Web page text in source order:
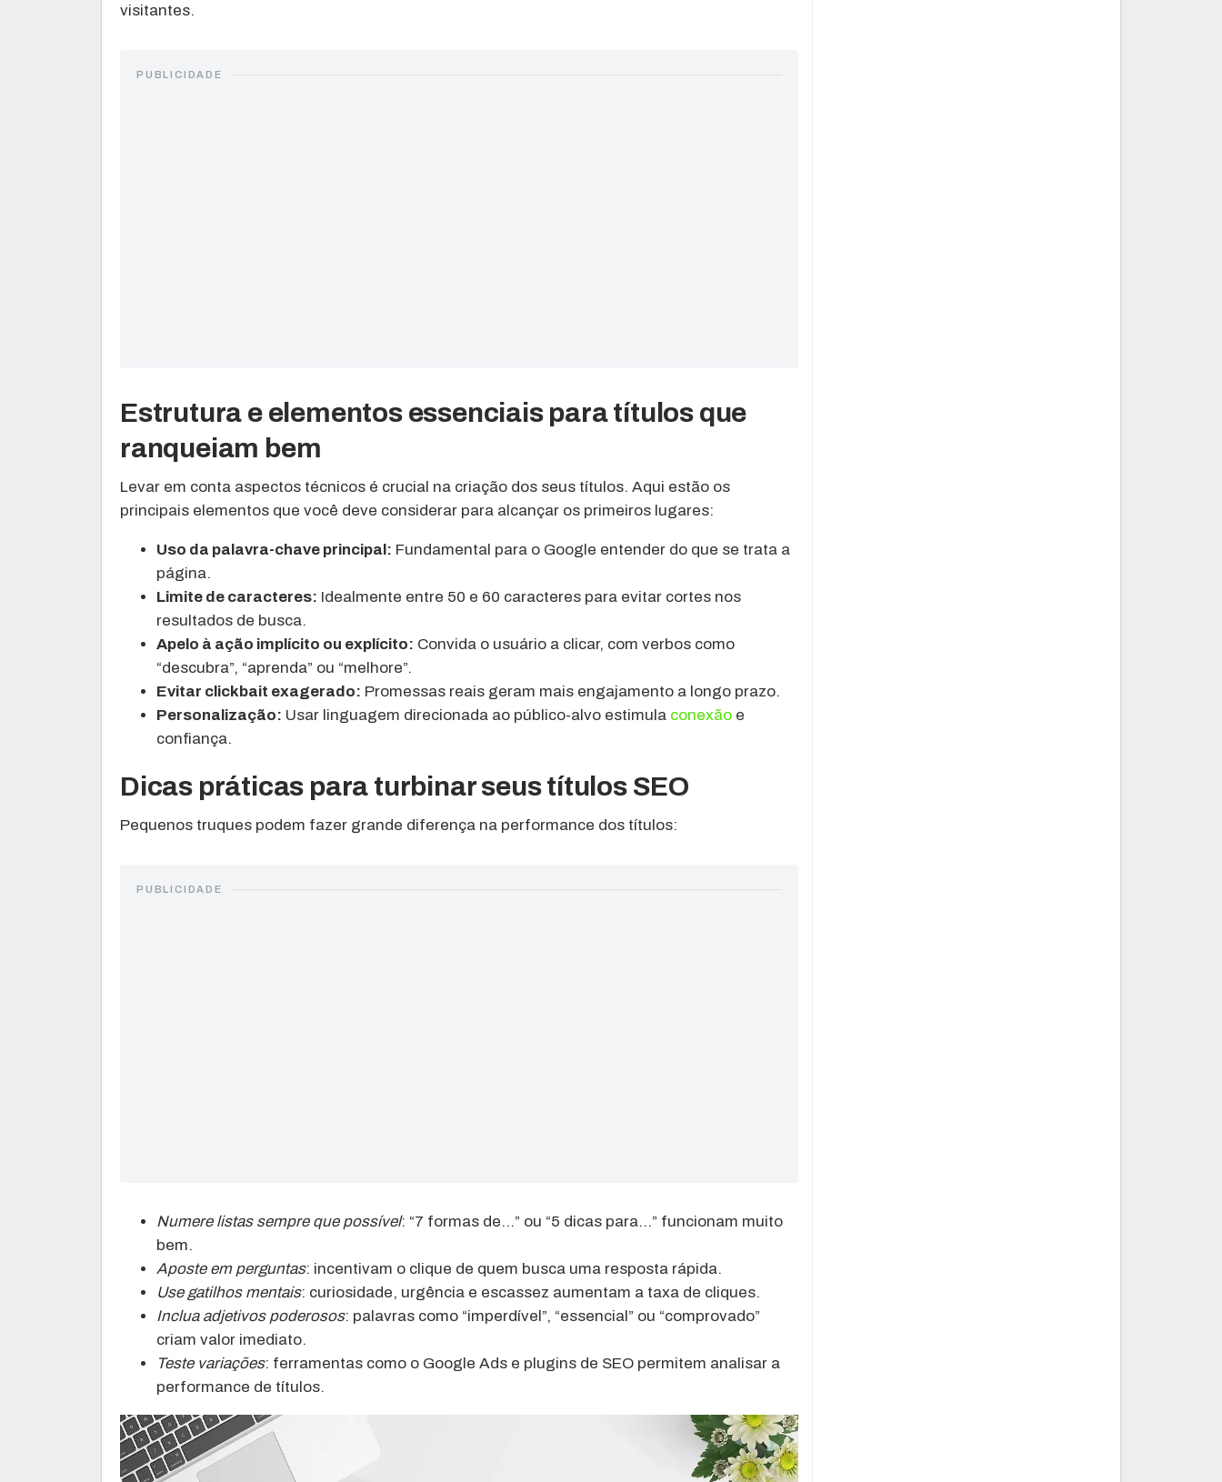
visitantes.
PUBLICIDADE
Estrutura e elementos essenciais para títulos que
ranqueiam bem
Levar em conta aspectos técnicos é crucial na criação dos seus títulos. Aqui estão os
principais elementos que você deve considerar para alcançar os primeiros lugares:
Uso da palavra-chave principal: Fundamental para o Google entender do que se trata a
página.
Limite de caracteres: Idealmente entre 50 e 60 caracteres para evitar cortes nos
resultados de busca.
Apelo à ação implícito ou explícito: Convida o usuário a clicar, com verbos como
“descubra”, “aprenda” ou “melhore”.
Evitar clickbait exagerado: Promessas reais geram mais engajamento a longo prazo.
Personalização: Usar linguagem direcionada ao público-alvo estimula conexão e
confiança.
Dicas práticas para turbinar seus títulos SEO
Pequenos truques podem fazer grande diferença na performance dos títulos:
PUBLICIDADE
Numere listas sempre que possível: “7 formas de…” ou “5 dicas para…” funcionam muito
bem.
Aposte em perguntas: incentivam o clique de quem busca uma resposta rápida.
Use gatilhos mentais: curiosidade, urgência e escassez aumentam a taxa de cliques.
Inclua adjetivos poderosos: palavras como “imperdível”, “essencial” ou “comprovado”
criam valor imediato.
Teste variações: ferramentas como o Google Ads e plugins de SEO permitem analisar a
performance de títulos.